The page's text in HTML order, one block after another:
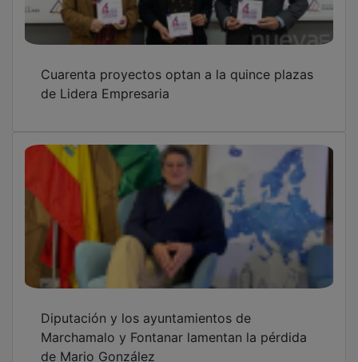
de Lidera Empresaria
Marchamalo y Fontanar lamentan la pérdida
de Mario González